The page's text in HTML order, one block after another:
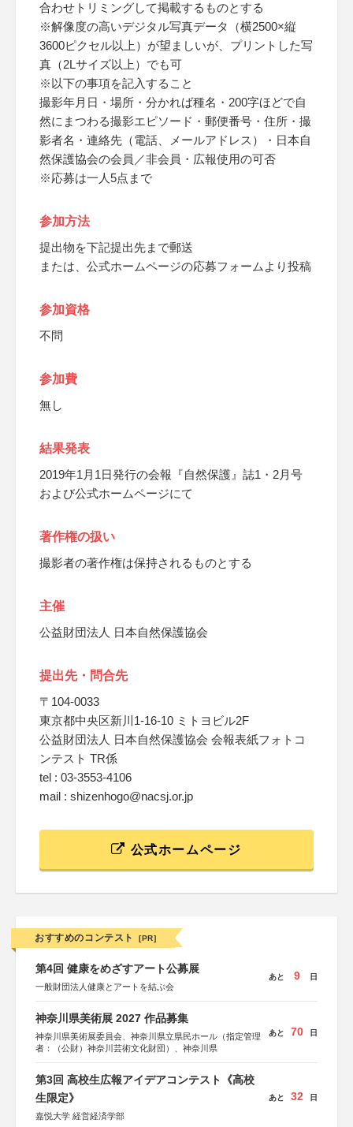
合わせトリミングして掲載するものとする
※解像度の高いデジタル写真データ（横2500×縦
3600ピクセル以上）が望ましいが、プリントした写
真（2Lサイズ以上）でも可
※以下の事項を記入すること
撮影年月日・場所・分かれば種名・200字ほどで自
然にまつわる撮影エピソード・郵便番号・住所・撮
影者名・連絡先（電話、メールアドレス）・日本自
然保護協会の会員／非会員・広報使用の可否
※応募は一人5点まで
参加方法
提出物を下記提出先まで郵送
または、公式ホームページの応募フォームより投稿
参加資格
不問
参加費
無し
結果発表
2019年1月1日発行の会報『自然保護』誌1・2月号
および公式ホームページにて
著作権の扱い
撮影者の著作権は保持されるものとする
主催
公益財団法人 日本自然保護協会
提出先・問合先
〒104-0033
東京都中央区新川1-16-10 ミトヨビル2F
公益財団法人 日本自然保護協会 会報表紙フォトコ
ンテスト TR係
tel : 03-3553-4106
mail : shizenhogo@nacsj.or.jp
公式ホームページ
おすすめのコンテスト [PR]
第4回 健康をめざすアート公募展
一般財団法人健康とアートを結ぶ会
あと 9 日
神奈川県美術展 2027 作品募集
神奈川県美術展委員会、神奈川県立県民ホール（指定管理
者：（公財）神奈川芸術文化財団）、神奈川県
あと 70 日
第3回 高校生広報アイデアコンテスト《高校
生限定》
嘉悦大学 経営経済学部
あと 32 日